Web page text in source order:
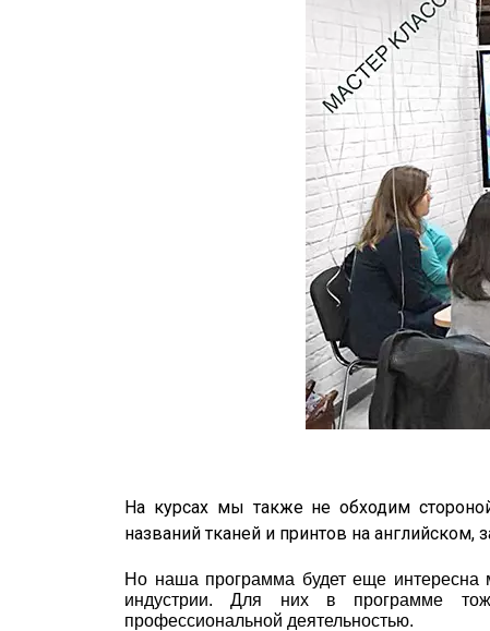
На курсах мы также не обходим
названий тканей и принтов на английском,
Но наша программа будет еще интересна
индустрии. Для них в программе
профессиональной деятельностью.